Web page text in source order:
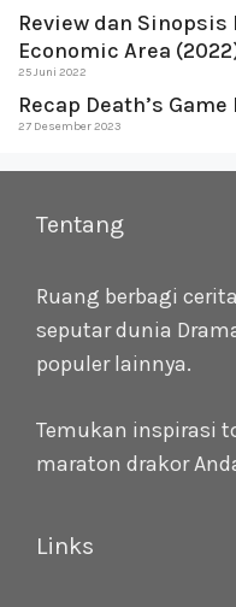
Review dan
Economic Area
25 Juni 2022
Recap Death’s Game
27 Desember 2023
Tentang
Ruang berbagi
seputar dunia
populer lainnya.
Temukan inspirasi
maraton drakor
Links